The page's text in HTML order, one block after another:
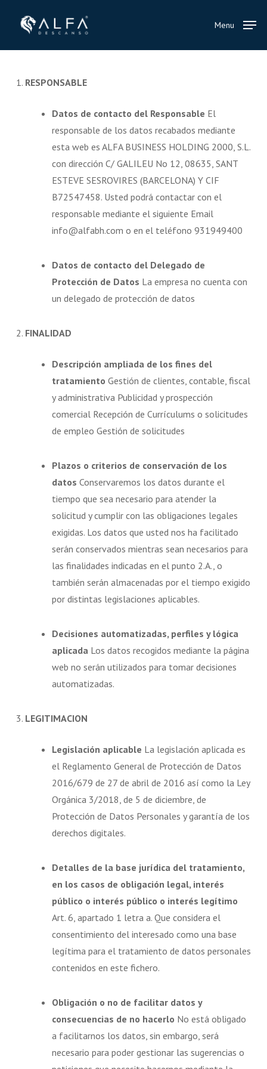
Menu
1. RESPONSABLE
Datos de contacto del Responsable El
responsable de los datos recabados mediante
esta web es ALFA BUSINESS HOLDING 2000, S.L.
con dirección C/ GALILEU No 12, 08635, SANT
ESTEVE SESROVIRES (BARCELONA) Y CIF
B72547458. Usted podrá contactar con el
responsable mediante el siguiente Email
info@alfabh.com o en el teléfono 931949400
Datos de contacto del Delegado de
Protección de Datos La empresa no cuenta con
un delegado de protección de datos
2. FINALIDAD
Descripción ampliada de los fines del
tratamiento Gestión de clientes, contable, fiscal
y administrativa Publicidad y prospección
comercial Recepción de Currículums o solicitudes
de empleo Gestión de solicitudes
Plazos o criterios de conservación de los
datos Conservaremos los datos durante el
tiempo que sea necesario para atender la
solicitud y cumplir con las obligaciones legales
exigidas. Los datos que usted nos ha facilitado
serán conservados mientras sean necesarios para
las finalidades indicadas en el punto 2.A., o
también serán almacenadas por el tiempo exigido
por distintas legislaciones aplicables.
Decisiones automatizadas, perfiles y lógica
aplicada Los datos recogidos mediante la página
web no serán utilizados para tomar decisiones
automatizadas.
3. LEGITIMACION
Legislación aplicable La legislación aplicada es
el Reglamento General de Protección de Datos
2016/679 de 27 de abril de 2016 así como la Ley
Orgánica 3/2018, de 5 de diciembre, de
Protección de Datos Personales y garantía de los
derechos digitales.
Detalles de la base jurídica del tratamiento,
en los casos de obligación legal, interés
público o interés público o interés legítimo
Art. 6, apartado 1 letra a. Que considera el
consentimiento del interesado como una base
legítima para el tratamiento de datos personales
contenidos en este fichero.
Obligación o no de facilitar datos y
consecuencias de no hacerlo No está obligado
a facilitarnos los datos, sin embargo, será
necesario para poder gestionar las sugerencias o